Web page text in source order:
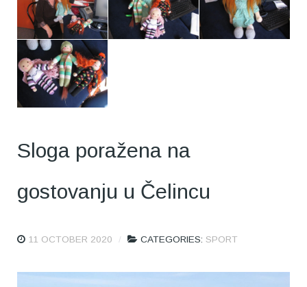
Sloga poražena na
gostovanju u Čelincu
11 OCTOBER 2020 CATEGORIES: SPORT